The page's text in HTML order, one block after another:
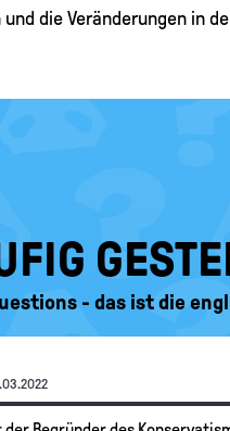
und die Veränderungen in
- das ist die